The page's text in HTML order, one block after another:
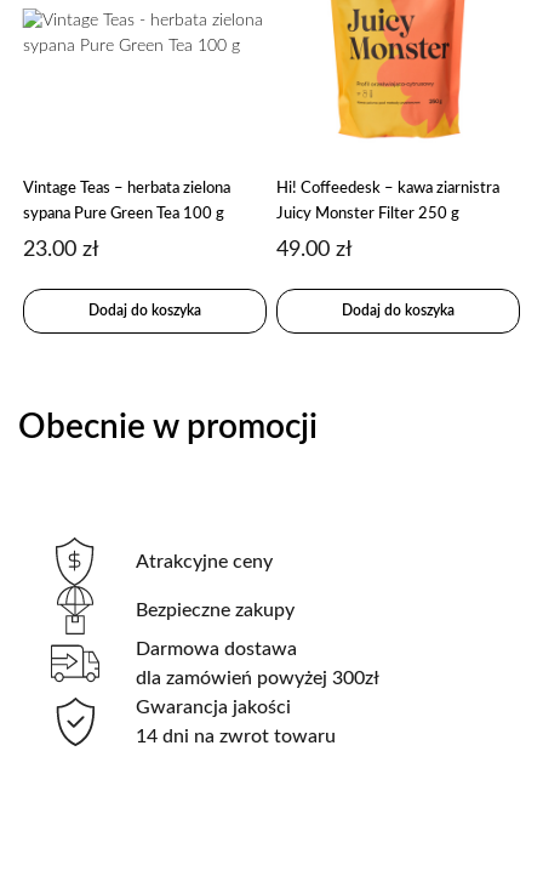
Vintage Teas – herbata zielona
sypana Pure Green Tea 100 g
23.00zł
Dodaj do koszyka
Hi! Coffeedesk – kawa ziarnistra
Juicy Monster Filter 250 g
49.00zł
Dodaj do koszyka
Obecnie w promocji
Atrakcyjne ceny
Bezpieczne zakupy
Darmowa dostawa
dla zamówień powyżej 300zł
Gwarancja jakości
14 dni na zwrot towaru